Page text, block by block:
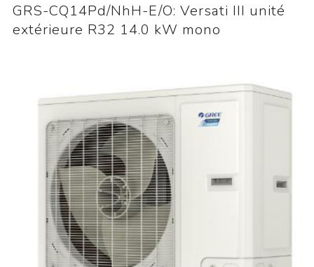
GRS-CQ14Pd/NhH-E/O: Versati III unité
extérieure R32 14.0 kW mono